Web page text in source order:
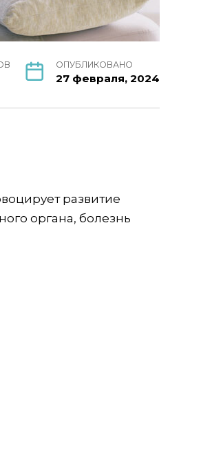
ОПУБЛИКОВАНО
27 февраля, 2024
развитие
органа, болезнь